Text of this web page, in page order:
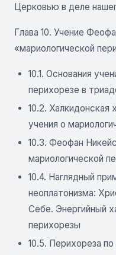
Церковью в деле
Глава 10. Учение
«мариологической
10.1. Основания
перихорезе в
10.2. Халкидонская
учения о
10.3. Феофан
мариологической
10.4. Наглядный
неоплатонизма:
Себе. Энергийный
перихорезы
10.5. Перихореза